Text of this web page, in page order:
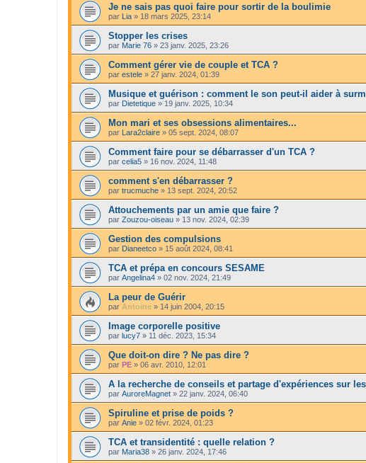
Je ne sais pas quoi faire pour sortir de la boulimie
par Lia » 18 mars 2025, 23:14
Stopper les crises
par Marie 76 » 23 janv. 2025, 23:26
Comment gérer vie de couple et TCA ?
par estele » 27 janv. 2024, 01:39
Musique et guérison : comment le son peut-il aider à
par Dietetique » 19 janv. 2025, 10:34
Mon mari et ses obsessions alimentaires...
par Lara2claire » 05 sept. 2024, 08:07
Comment faire pour se débarrasser d'un TCA ?
par celia5 » 16 nov. 2024, 11:48
comment s'en débarrasser ?
par trucmuche » 13 sept. 2024, 20:52
Attouchements par un amie que faire ?
par Zouzou-oiseau » 13 nov. 2024, 02:39
Gestion des compulsions
par Dianeetco » 15 août 2024, 08:41
TCA et prépa en concours SESAME
par Angelina4 » 02 nov. 2024, 21:49
La peur de Guérir
par Antoine » 14 juin 2004, 20:15
Image corporelle positive
par lucy7 » 11 déc. 2023, 15:34
Que doit-on dire ? Ne pas dire ?
par PE » 06 avr. 2010, 12:01
A la recherche de conseils et partage d'expériences sur
par AuroreMagnet » 22 janv. 2024, 06:40
Spiruline et prise de poids ?
par Anie » 02 févr. 2024, 01:23
TCA et transidentité : quelle relation ?
par Maria38 » 26 janv. 2024, 17:46